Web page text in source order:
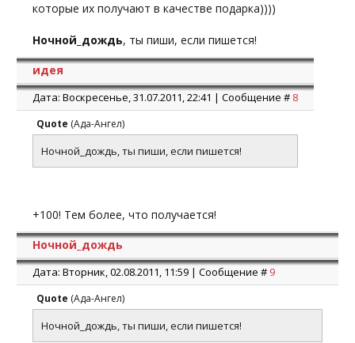
которые их получают в качестве подарка))))
Ночной_дождь, ты пиши, если пишется!
идея
Дата: Воскресенье, 31.07.2011, 22:41 | Сообщение # 8
Quote (Ада-Ангел)
Ночной_дождь, ты пиши, если пишется!
+100! Тем более, что получается!
Ночной_дождь
Дата: Вторник, 02.08.2011, 11:59 | Сообщение # 9
Quote (Ада-Ангел)
Ночной_дождь, ты пиши, если пишется!